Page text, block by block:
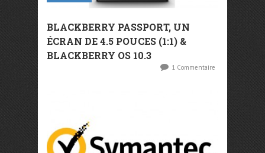
BLACKBERRY PASSPORT, UN
ÉCRAN DE 4.5 POUCES (1:1) &
BLACKBERRY OS 10.3
1 Commentaire